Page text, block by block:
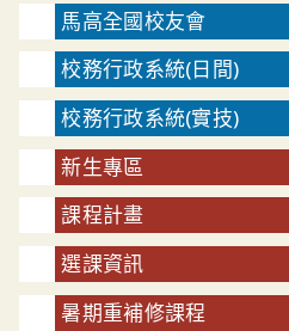
馬高全國校友會
校務行政系統(日間)
校務行政系統(實技)
新生專區
課程計畫
選課資訊
暑期重補修課程